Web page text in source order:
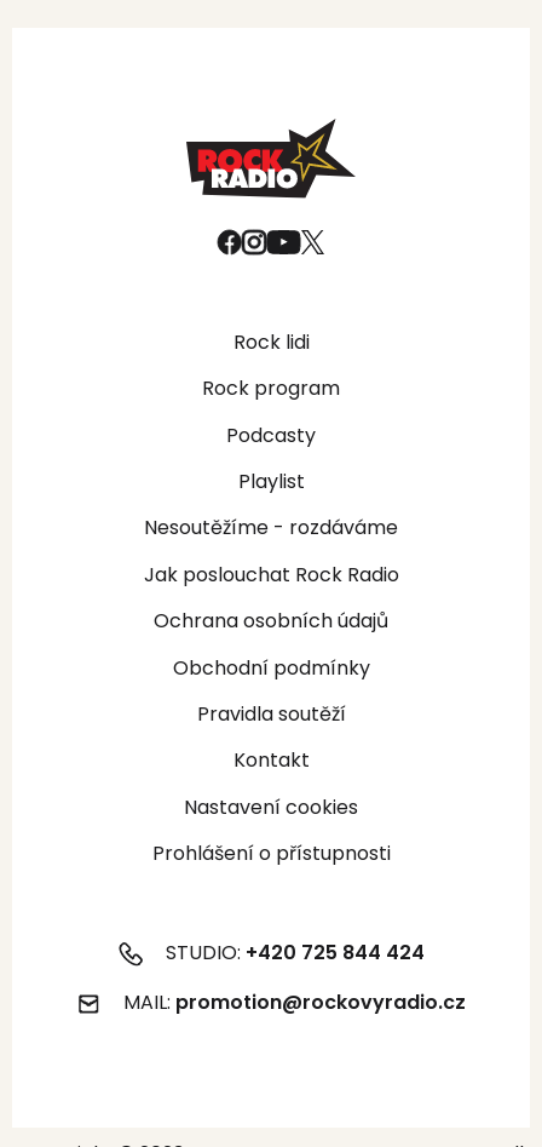
Rock lidi
Rock program
Podcasty
Playlist
Nesoutěžíme - rozdáváme
Jak poslouchat Rock Radio
Ochrana osobních údajů
Obchodní podmínky
Pravidla soutěží
Kontakt
Nastavení cookies
Prohlášení o přístupnosti
STUDIO: +420 725 844 424
MAIL: promotion@rockovyradio.cz